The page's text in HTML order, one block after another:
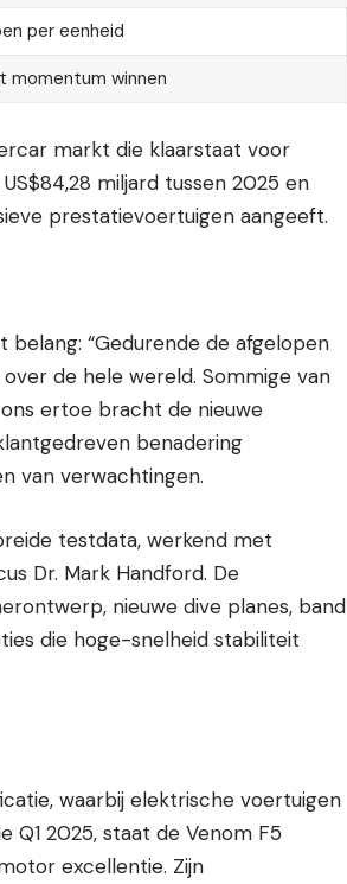
per eenheid
momentum winnen
markt die klaarstaat voor
miljard tussen 2025 en
prestatievoertuigen aangeeft.
belang: “Gedurende de afgelopen
de hele wereld. Sommige van
ertoe bracht de nieuwe
benadering
van verwachtingen.
testdata, werkend met
Dr. Mark Handford. De
nieuwe dive planes, band
die hoge-snelheid stabiliteit
waarbij elektrische voertuigen
Q1 2025, staat de Venom F5
excellentie. Zijn